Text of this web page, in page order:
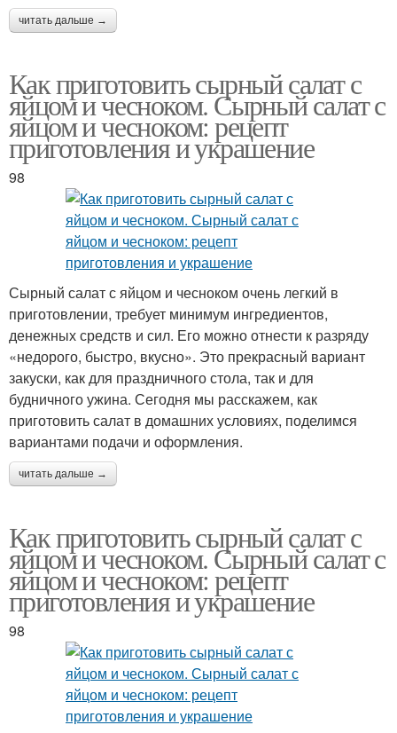
читать дальше →
Как приготовить сырный салат с
яйцом и чесноком. Сырный салат с
яйцом и чесноком: рецепт
приготовления и украшение
98
Сырный салат с яйцом и чесноком очень легкий в
приготовлении, требует минимум ингредиентов,
денежных средств и сил. Его можно отнести к разряду
«недорого, быстро, вкусно». Это прекрасный вариант
закуски, как для праздничного стола, так и для
будничного ужина. Сегодня мы расскажем, как
приготовить салат в домашних условиях, поделимся
вариантами подачи и оформления.
читать дальше →
Как приготовить сырный салат с
яйцом и чесноком. Сырный салат с
яйцом и чесноком: рецепт
приготовления и украшение
98